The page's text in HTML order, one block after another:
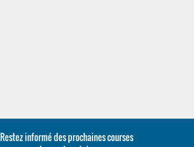
Restez informé des prochaines courses